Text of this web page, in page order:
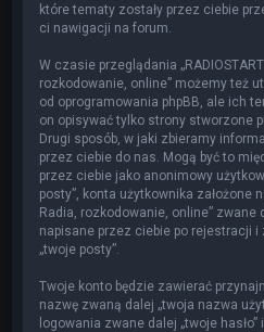
które tematy zostały przez ciebie
ci nawigacji na forum.
W czasie przeglądania
rozkodowanie, online” możemy też
od oprogramowania phpBB, ale ich
on opisywać tylko strony stworzone
Drugi sposób, w jaki zbieramy
przez ciebie do nas. Mogą być to
przez ciebie jako anonimowy
posty”, konta użytkownika założone
Radia, rozkodowanie, online” zwane
napisane przez ciebie po rejestracji
„twoje posty”.
Twoje konto będzie zawierać
nazwę zwaną dalej „twoja nazwa
logowania zwane dalej „twoje